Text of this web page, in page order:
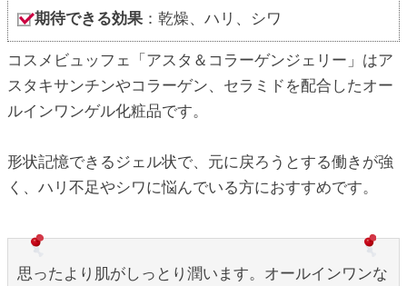
期待できる効果 ：乾燥、ハリ、シワ
コスメビュッフェ「アスタ＆コラーゲンジェリー」はア
スタキサンチンやコラーゲン、セラミドを配合したオー
ルインワンゲル化粧品です。
形状記憶できるジェル状で、元に戻ろうとする働きが強
く、ハリ不足やシワに悩んでいる方におすすめです。
思ったより肌がしっとり潤います。オールインワンな